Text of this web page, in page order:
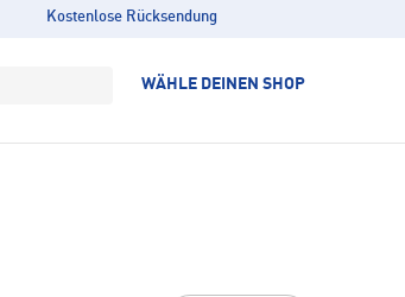
Kostenlose Rücksendung
WÄHLE DEINEN SHOP